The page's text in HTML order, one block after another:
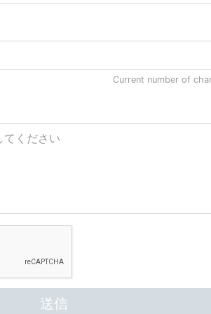
Current number of
送信